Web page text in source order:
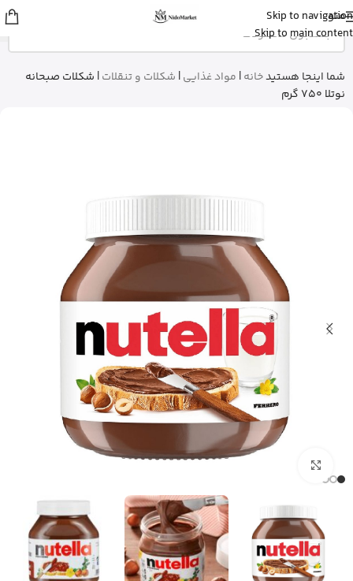
Skip to navigation
Skip to main content
منو
شما اینجا هستیدخانه| مواد غذایی| شکلات و تنقلات| شکلات صبحانه
نوتلا 750 گرم
برای بزرگنمایی کلیک کنید
شایلیاز تهران
ژل شستشوی بدن ویکتوریا سکرت رو
3 دقیقه پیش